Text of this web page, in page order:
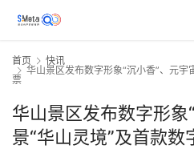
首页
快讯
华山景区发布数字形象“沉小香”、元宇
票
华山景区发布数字形象
景“华山灵境”及首款数